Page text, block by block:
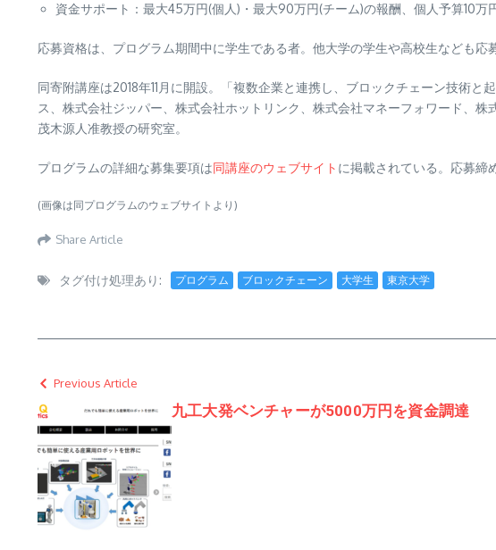
資金サポート：最大45万円(個人)・最大90万円(チーム)の報酬、個人予算10万
応募資格は、プログラム期間中に学生である者。他大学の学生や高校生なども
同寄附講座は2018年11月に開設。「複数企業と連携し、ブロックチェーン技術
ス、株式会社ジッパー、株式会社ホットリンク、株式会社マネーフォワード、
茂木源人准教授の研究室。
プログラムの詳細な募集要項は同講座のウェブサイト に掲載されている。応募締
(画像は同プログラムのウェブサイトより)
Share Article
タグ付け処理あり: プログラム ブロックチェーン 大学生 東京大学
Previous Article
九工大発ベンチャーが5000万円を資金調達